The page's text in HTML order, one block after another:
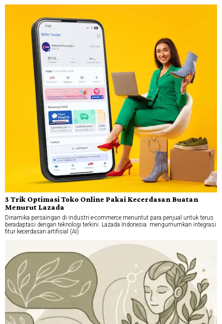
3 Trik Optimasi Toko Online Pakai Kecerdasan Buatan
Menurut Lazada
Dinamika persaingan di industri e-commerce menuntut para penjual untuk terus
beradaptasi dengan teknologi terkini. Lazada Indonesia mengumumkan integrasi
fitur kecerdasan artifisial (AI)